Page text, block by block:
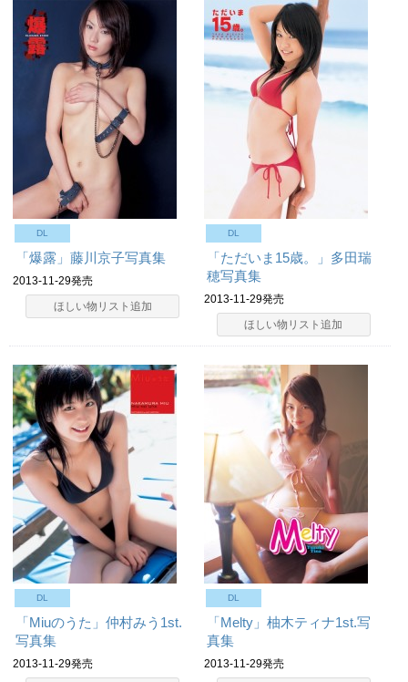
DL
「爆露」藤川京子写真集
2013-11-29発売
ほしい物リスト追加
DL
「ただいま15歳。」多田瑞
穂写真集
2013-11-29発売
ほしい物リスト追加
DL
「Miuのうた」仲村みう1st.
写真集
2013-11-29発売
DL
「Melty」柚木ティナ1st.写
真集
2013-11-29発売